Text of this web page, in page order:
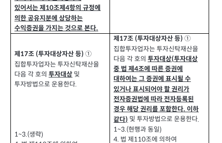
있어서는 제 10조제4항의 규정에
의한 공유지분에 상당하는
수익증권을 가지는 것으로 본다.
제 17조 (투자대상자산 등)①
집합투자업자는 투자신탁재산을
다음 각 호의투자대상 및
투자방법으로 운용한다.
1~3.(생략)
제 17조 (투자대상자산 등)①
집합투자업자는 투자신탁재산을
다음 각 호의투자대상(투자대상
중 법 제4조에 따른 증권에
대하여는 그 증권에 표시될 수
있거나 표시되어야 할 권리가
전자증권법에 따라 전자등록된
경우 해당 권리를 포함한다. 이하
같다) 및 투자방법으로 운용한다.
1~3.(현행과 동일)
4. 법 제 110조에 의하여